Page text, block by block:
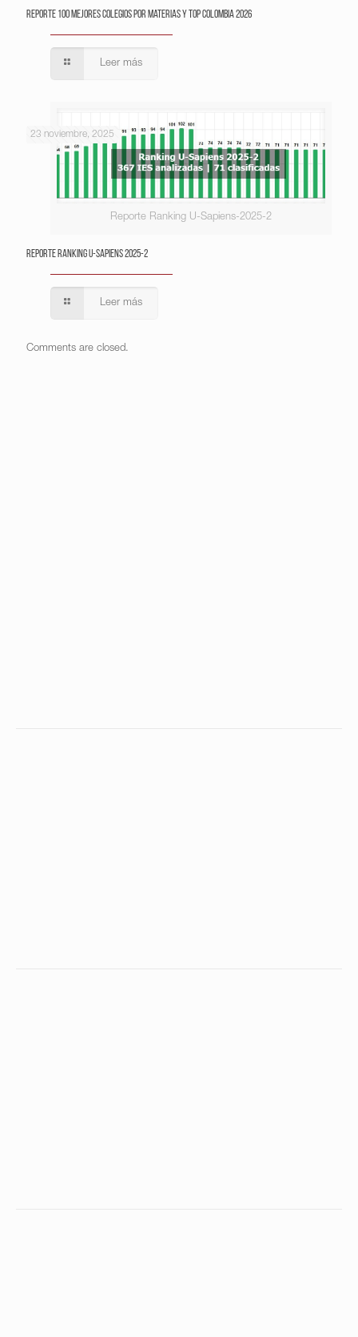
Reporte 100 Mejores Colegios por Materias y Top Colombia 2026
Leer más
Reporte Ranking U-Sapiens-2025-2
23 noviembre, 2025
Reporte Ranking U-Sapiens 2025-2
Leer más
Comments are closed.